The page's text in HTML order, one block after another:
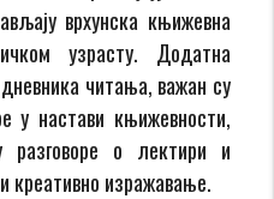
врхунска књижевна
узрасту. Додатна
читања, важан су
у настави књижевности,
разговоре о лектири и
креативно изражавање.